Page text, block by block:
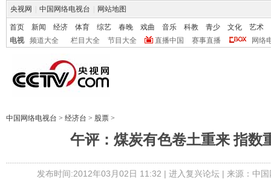
央视网 中国网络电视台 网站地图
首页 新闻 经济 体育 综艺 春晚 戏曲 音乐 科教 青少 文化
艺术
电视
频道大全 栏目大全 节目大全 直播中国 赛事直播 网络
中国网络电视台 > 经济台 > 股票 >
午评：煤炭有色卷土重来 指数
发布时间:2012年03月02日 11:32 | 进入复兴论坛| 来源：中